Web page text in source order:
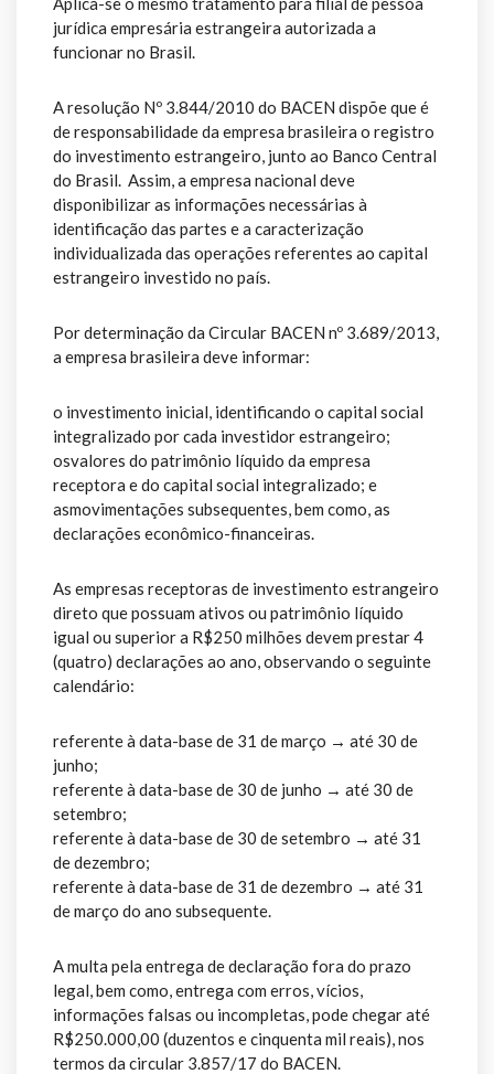
jurídica empresária estrangeira autorizada a
funcionar no Brasil.
A resolução Nº 3.844/2010 do BACEN dispõe que é
de responsabilidade da empresa brasileira o registro
do investimento estrangeiro, junto ao Banco Central
do Brasil. Assim, a empresa nacional deve
disponibilizar as informações necessárias à
identificação das partes e a caracterização
individualizada das operações referentes ao capital
estrangeiro investido no país.
Por determinação da Circular BACEN nº 3.689/2013,
a empresa brasileira deve informar:
o investimento inicial, identificando o capital social
integralizado por cada investidor estrangeiro;
osvalores do patrimônio líquido da empresa
receptora e do capital social integralizado; e
asmovimentações subsequentes, bem como, as
declarações econômico-financeiras.
As empresas receptoras de investimento estrangeiro
direto que possuam ativos ou patrimônio líquido
igual ou superior a R$250 milhões devem prestar 4
(quatro) declarações ao ano, observando o seguinte
calendário:
referente à data-base de 31 de março → até 30 de
junho;
referente à data-base de 30 de junho → até 30 de
setembro;
referente à data-base de 30 de setembro → até 31
de dezembro;
referente à data-base de 31 de dezembro → até 31
de março do ano subsequente.
A multa pela entrega de declaração fora do prazo
legal, bem como, entrega com erros, vícios,
informações falsas ou incompletas, pode chegar até
R$250.000,00 (duzentos e cinquenta mil reais), nos
termos da circular 3.857/17 do BACEN.